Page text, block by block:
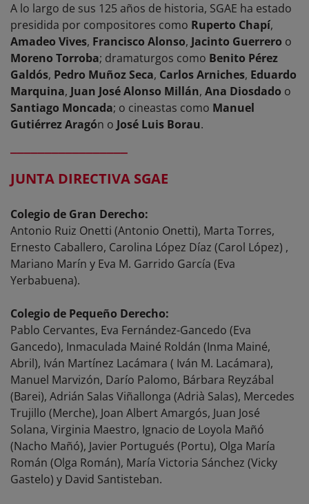
A lo largo de sus 125 años de historia, SGAE ha estado
presidida por compositores como Ruperto Chapí,
Amadeo Vives, Francisco Alonso, Jacinto Guerrero o
Moreno Torroba; dramaturgos como Benito Pérez
Galdós, Pedro Muñoz Seca, Carlos Arniches, Eduardo
Marquina, Juan José Alonso Millán, Ana Diosdado o
Santiago Moncada; o cineastas como Manuel
Gutiérrez Aragón o José Luis Borau.
JUNTA DIRECTIVA SGAE
Colegio de Gran Derecho:
Antonio Ruiz Onetti (Antonio Onetti), Marta Torres,
Ernesto Caballero, Carolina López Díaz (Carol López) ,
Mariano Marín y Eva M. Garrido García (Eva
Yerbabuena).
Colegio de Pequeño Derecho:
Pablo Cervantes, Eva Fernández-Gancedo (Eva
Gancedo), Inmaculada Mainé Roldán (Inma Mainé,
Abril), Iván Martínez Lacámara ( Iván M. Lacámara),
Manuel Marvizón, Darío Palomo, Bárbara Reyzábal
(Barei), Adrián Salas Viñallonga (Adrià Salas), Mercedes
Trujillo (Merche), Joan Albert Amargós, Juan José
Solana, Virginia Maestro, Ignacio de Loyola Mañó
(Nacho Mañó), Javier Portugués (Portu), Olga María
Román (Olga Román), María Victoria Sánchez (Vicky
Gastelo) y David Santisteban.